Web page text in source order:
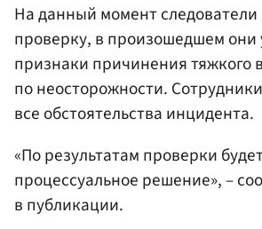
На данный момент следователи
проверку, в произошедшем они
признаки причинения тяжкого
по неосторожности.
все обстоятельства инцидента.
«По результатам проверки
процессуальное решение», –
в публикации.